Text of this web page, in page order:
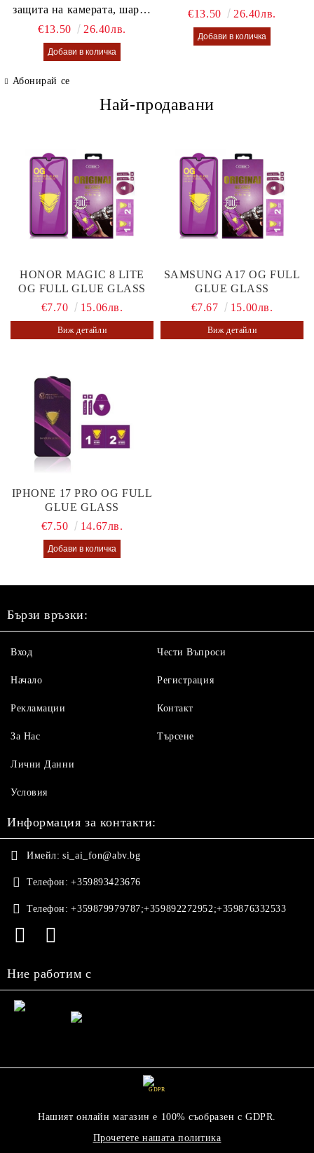
защита на камерата, шарен
калъф Lusi case
€13.50 26.40лв.
€13.50
26.40лв.
Абонирай се
Най-продавани
HONOR MAGIC 8 LITE
OG FULL GLUE GLASS
€7.70
15.06лв.
Виж детайли
SAMSUNG A17 OG FULL
GLUE GLASS
€7.67
15.00лв.
Виж детайли
IPHONE 17 PRO OG FULL
GLUE GLASS
€7.50
14.67лв.
Бързи връзки:
Вход
Начало
Рекламации
За Нас
Чести Въпроси
Регистрация
Контакт
Търсене
Лични Данни
Условия
Информация за контакти:
Имейл: si_ai_fon@abv.bg
Телефон: +359893423676
Телефон: +359879979787;+359892272952;+359876332533
Ние работим с
GDPR
Нашият онлайн магазин е 100% съобразен с GDPR.
Прочетете нашата политика